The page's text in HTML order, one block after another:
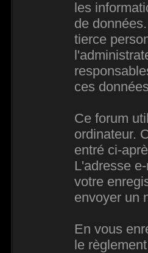
les
de
tierce
ces
Ce forum
ordinateur.
entré ci-
L'adresse
votre
envoyer un
En vous
le